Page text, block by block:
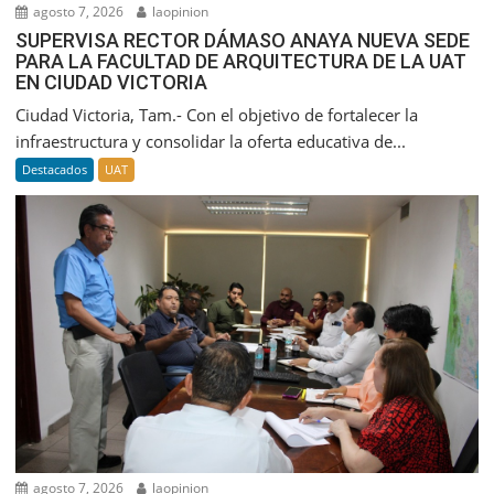
agosto 7, 2026 laopinion
SUPERVISA RECTOR DÁMASO ANAYA NUEVA SEDE
PARA LA FACULTAD DE ARQUITECTURA DE LA UAT
EN CIUDAD VICTORIA
Ciudad Victoria, Tam.- Con el objetivo de fortalecer la
infraestructura y consolidar la oferta educativa de...
Destacados UAT
agosto 7, 2026 laopinion